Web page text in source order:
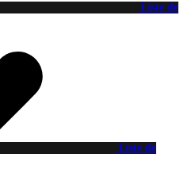
Liste de
Liste de